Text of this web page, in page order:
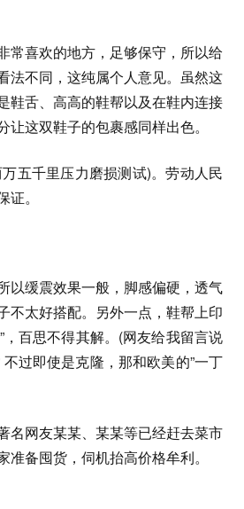
常喜欢的地方，足够保守，所以给
法不同，这纯属个人意见。虽然这
鞋舌、高高的鞋帮以及在鞋内连接
这双鞋子的包裹感同样出色。
五千里压力磨损测试)。劳动人民
。
以缓震效果一般，脚感偏硬，透气
不太好搭配。另外一点，鞋帮上印
，百思不得其解。(网友给我留言说
不过即使是克隆，那和欧美的”一丁
名网友某某、某某等已经赶去菜市
备囤货，伺机抬高价格牟利。